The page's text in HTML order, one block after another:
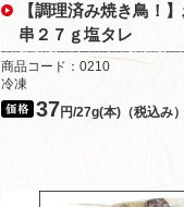
【調理済み焼き鳥！
串２７ｇ塩タレ
商品コード：0210
冷凍
37円/27g(本)（税込み